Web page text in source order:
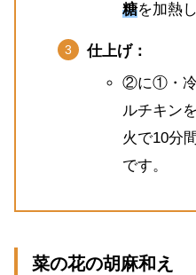
糖を加熱
仕上げ：
②に①・冷
ルチキン
火で10分
です。
菜の花の胡麻和え